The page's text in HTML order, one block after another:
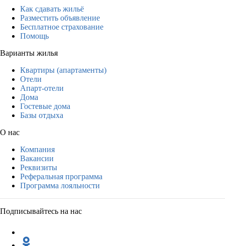
Как сдавать жильё
Разместить объявление
Бесплатное страхование
Помощь
Варианты жилья
Квартиры (апартаменты)
Отели
Апарт-отели
Дома
Гостевые дома
Базы отдыха
О нас
Компания
Вакансии
Реквизиты
Реферальная программа
Программа лояльности
Подписывайтесь на нас